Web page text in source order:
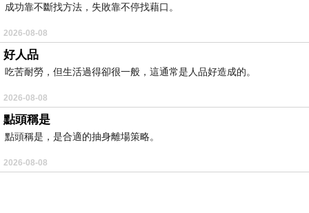
成功靠不斷找方法，失敗靠不停找藉口。
2026-08-08
好人品
吃苦耐勞，但生活過得卻很一般，這通常是人品好造成的。
2026-08-08
點頭稱是
點頭稱是，是合適的抽身離場策略。
2026-08-08